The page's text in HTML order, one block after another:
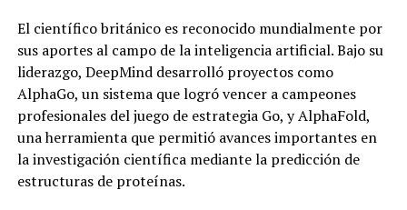
El científico británico es reconocido mundialmente por
sus aportes al campo de la inteligencia artificial. Bajo su
liderazgo, DeepMind desarrolló proyectos como
AlphaGo, un sistema que logró vencer a campeones
profesionales del juego de estrategia Go, y AlphaFold,
una herramienta que permitió avances importantes en
la investigación científica mediante la predicción de
estructuras de proteínas.